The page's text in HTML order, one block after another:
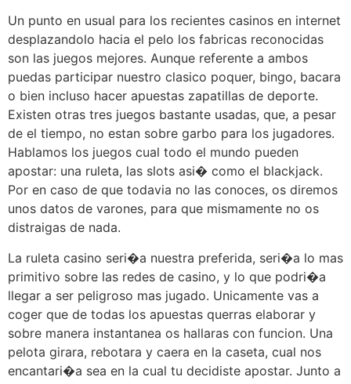
Un punto en usual para los recientes casinos en internet
desplazandolo hacia el pelo los fabricas reconocidas
son las juegos mejores. Aunque referente a ambos
puedas participar nuestro clasico poquer, bingo, bacara
o bien incluso hacer apuestas zapatillas de deporte.
Existen otras tres juegos bastante usadas, que, a pesar
de el tiempo, no estan sobre garbo para los jugadores.
Hablamos los juegos cual todo el mundo pueden
apostar: una ruleta, las slots asi� como el blackjack.
Por en caso de que todavia no las conoces, os diremos
unos datos de varones, para que mismamente no os
distraigas de nada.
La ruleta casino seri�a nuestra preferida, seri�a lo mas
primitivo sobre las redes de casino, y lo que podri�a
llegar a ser peligroso mas jugado. Unicamente vas a
coger que de todas los apuestas querras elaborar y
sobre manera instantanea os hallaras con funcion. Una
pelota girara, rebotara y caera en la caseta, cual nos
encantari�a sea en la cual tu decidiste apostar. Junto a